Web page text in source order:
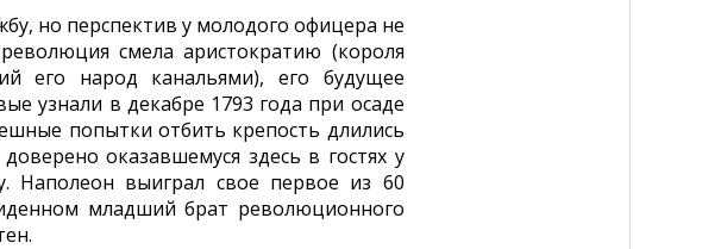
но перспектив у молодого офицера не
смела аристократию (короля
его народ канальями), его будущее
узнали в декабре 1793 года при осаде
попытки отбить крепость длились
оказавшемуся здесь в гостях у
Наполеон выиграл свое первое из 60
младший брат революционного